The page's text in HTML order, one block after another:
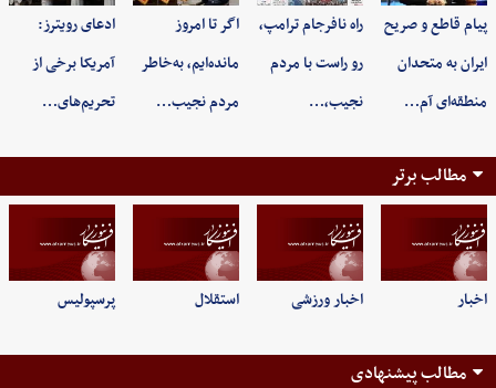
پیام قاطع و صریح
ایران به متحدان
منطقه‌ای آم…
راه نافرجام ترامپ،
رو راست با مردم
نجیب،…
اگر تا امروز
مانده‌ایم، به‌خاطر
مردم نجیب…
ادعای رویترز:
آمریکا برخی از
تحریم‌های…
مطالب برتر
اخبار اخبار ورزشی استقلال پرسپولیس
مطالب پیشنهادی